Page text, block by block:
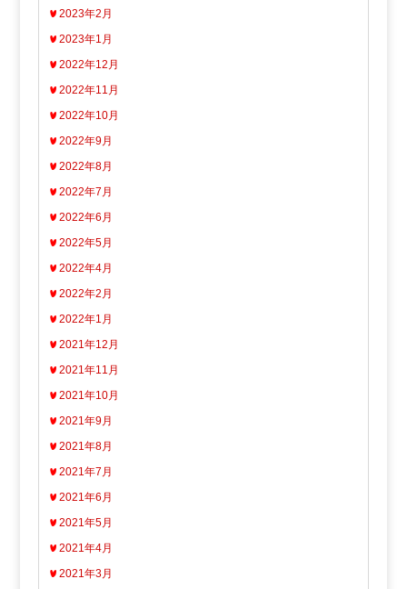
2023年2月
2023年1月
2022年12月
2022年11月
2022年10月
2022年9月
2022年8月
2022年7月
2022年6月
2022年5月
2022年4月
2022年2月
2022年1月
2021年12月
2021年11月
2021年10月
2021年9月
2021年8月
2021年7月
2021年6月
2021年5月
2021年4月
2021年3月